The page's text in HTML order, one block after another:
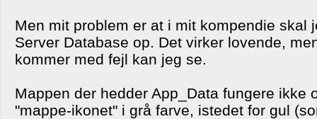
Men mit problem er at i mit kompendie skal
Server Database op. Det virker lovende,
kommer med fejl kan jeg se.
Mappen der hedder App_Data fungere ikke
"mappe-ikonet" i grå farve, istedet for gul